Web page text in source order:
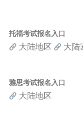
托福考试报名入口
大陆地区 大陆
雅思考试报名入口
大陆地区